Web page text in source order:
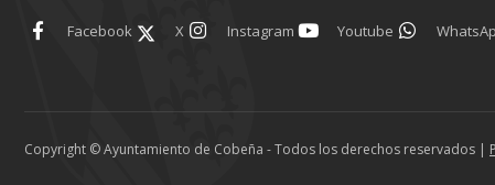
Facebook X Instagram Youtube
Copyright © Ayuntamiento de Cobeña - Todos los derechos reservados |